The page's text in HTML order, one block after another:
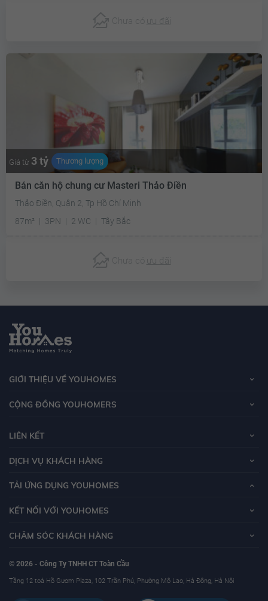
Chưa có ưu đãi
Giá từ 3 tỷ Thương lượng
Bán căn hộ chung cư Masteri Thảo Điền
Thảo Điền, Quận 2, Tp Hồ Chí Minh
87m²
3PN 2 WC Tây Bắc
Chưa có ưu đãi
GIỚI THIỆU VỀ YOUHOMES
CỘNG ĐỒNG YOUHOMERS
LIÊN KẾT
DỊCH VỤ KHÁCH HÀNG
TẢI ỨNG DỤNG YOUHOMES
KẾT NỐI VỚI YOUHOMES
CHĂM SÓC KHÁCH HÀNG
© 2026 - Công Ty TNHH CT Toàn Cầu
Tầng 12 toà Hồ Gươm Plaza, 102 Trần Phú, Phường Mộ Lao, Hà Đông, Hà Nội